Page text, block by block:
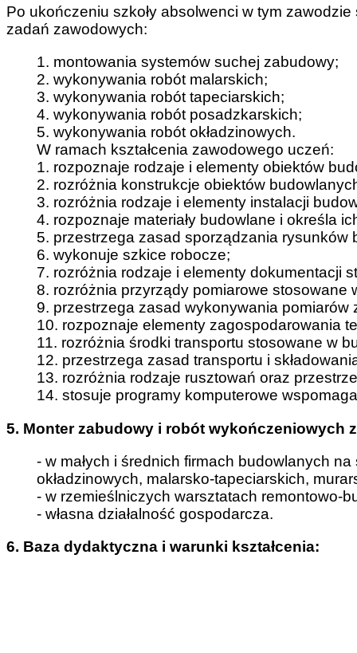
Po ukończeniu szkoły absolwenci w tym
zadań zawodowych:
1. montowania systemów suchej zabudowy;
2. wykonywania robót malarskich;
3. wykonywania robót tapeciarskich;
4. wykonywania robót posadzkarskich;
5. wykonywania robót okładzinowych.
W ramach kształcenia zawodowego uczeń:
1. rozpoznaje rodzaje i elementy obiektów
2. rozróżnia konstrukcje obiektów
3. rozróżnia rodzaje i elementy instalacji
4. rozpoznaje materiały budowlane i określa
5. przestrzega zasad sporządzania rysunków
6. wykonuje szkice robocze;
7. rozróżnia rodzaje i elementy dokumentacji
8. rozróżnia przyrządy pomiarowe stosowane
9. przestrzega zasad wykonywania
10. rozpoznaje elementy zagospodarowania
11. rozróżnia środki transportu stosowane w
12. przestrzega zasad transportu i
13. rozróżnia rodzaje rusztowań oraz
14. stosuje programy komputerowe
5. Monter zabudowy i robót wykończeniowych
- w małych i średnich firmach budowlanych
okładzinowych, malarsko-tapeciarskich,
- w rzemieślniczych warsztatach remontowo-
- własna działalność gospodarcza.
6. Baza dydaktyczna i warunki kształcenia: